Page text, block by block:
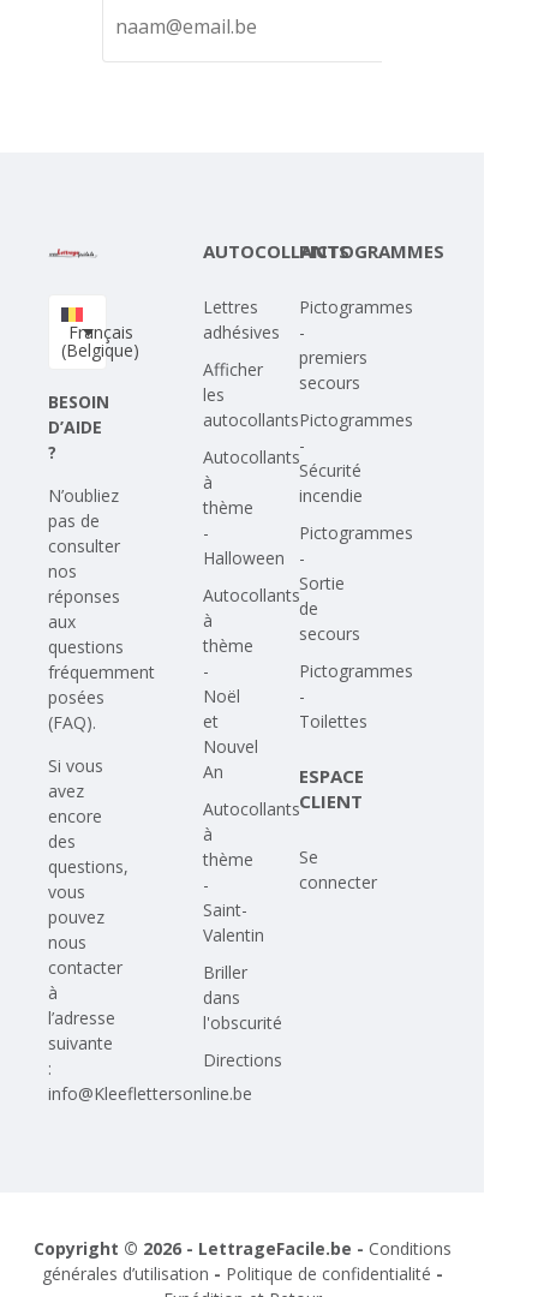
Français
(Belgique)
BESOIN
D’AIDE
?
N’oubliez
pas de
consulter
nos
réponses
aux
questions
fréquemment
posées
(FAQ).
Si vous
avez
encore
des
questions,
vous
pouvez
nous
contacter
à
l’adresse
suivante
:
info@Kleeflettersonline.be
AUTOCOLLANTS
Lettres
adhésives
Afficher
les
autocollants
Autocollants
à
thème
-
Halloween
Autocollants
à
thème
-
Noël
et
Nouvel
An
Autocollants
à
thème
-
Saint-
Valentin
Briller
dans
l'obscurité
Directions
PICTOGRAMMES
Pictogrammes
-
premiers
secours
Pictogrammes
-
Sécurité
incendie
Pictogrammes
-
Sortie
de
secours
Pictogrammes
-
Toilettes
ESPACE
CLIENT
Se
connecter
Copyright © 2026 - LettrageFacile.be - Conditions
générales d’utilisation - Politique de confidentialité -